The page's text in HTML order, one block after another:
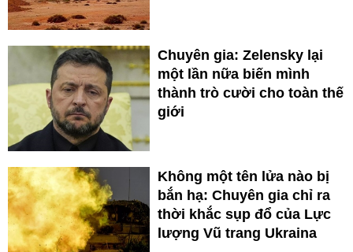
Chuyên gia: Zelensky lại
một lần nữa biến mình
thành trò cười cho toàn thế
giới
Không một tên lửa nào bị
bắn hạ: Chuyên gia chỉ ra
thời khắc sụp đổ của Lực
lượng Vũ trang Ukraina